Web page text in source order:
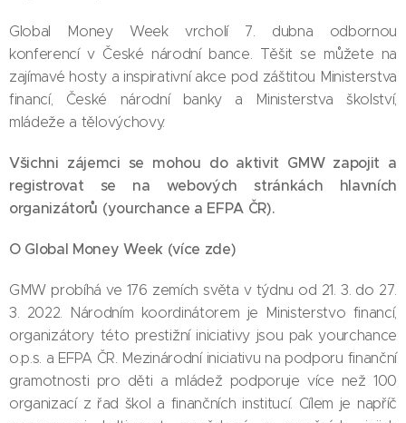
Global Money Week vrcholí 7. dubna odbornou
konferencí v České národní bance. Těšit se můžete na
zajímavé hosty a inspirativní akce pod záštitou Ministerstva
financí, České národní banky a Ministerstva školství,
mládeže a tělovýchovy.
Všichni zájemci se mohou do aktivit GMW zapojit a
registrovat se na webových stránkách hlavních
organizátorů (yourchance a EFPA ČR).
O Global Money Week (více zde)
GMW probíhá ve 176 zemích světa v týdnu od 21. 3. do 27.
3. 2022. Národním koordinátorem je Ministerstvo financí,
organizátory této prestižní iniciativy jsou pak yourchance
o.p.s. a EFPA ČR. Mezinárodní iniciativu na podporu finanční
gramotnosti pro děti a mládež podporuje více než 100
organizací z řad škol a finančních institucí. Cílem je napříč